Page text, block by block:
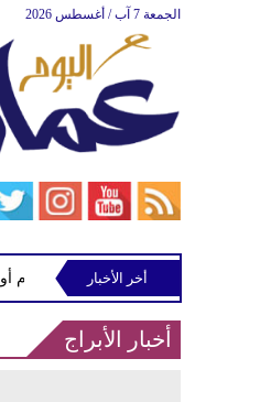
الجمعة 7 آب / أغسطس 2026
يتوقع فتح مضيق هرمز اليوم أو غداً
أخر الأخبار
أخبار الأبراج